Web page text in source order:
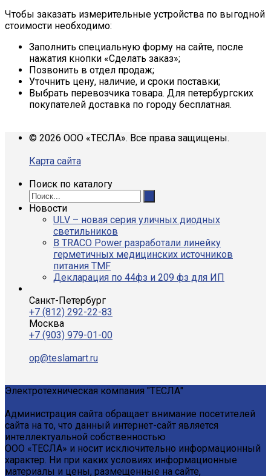
Чтобы заказать измерительные устройства по выгодной
стоимости необходимо:
Заполнить специальную форму на сайте, после
нажатия кнопки «Сделать заказ»;
Позвонить в отдел продаж;
Уточнить цену, наличие, и сроки поставки;
Выбрать перевозчика товара. Для петербургских
покупателей доставка по городу бесплатная.
© 2026 ООО «ТЕСЛА». Все права защищены.
Карта сайта
Поиск по каталогу
Новости
ULV – новая серия уличных диодных
светильников
В TRACO Power разработали линейку
герметичных медицинских источников
питания TMF
Декларация по 44фз и 209 фз для ИП
Санкт-Петербург
+7 (812) 292-22-83
Москва
+7 (903) 979-01-00
op@teslamart.ru
Электротехническая компания "ТЕСЛА"
Администрация сайта обращает внимание посетителей
сайта на то, что данный интернет-сайт является
интеллектуальной собственностью
ООО «ТЕСЛА» и носит исключительно информационный
характер. Ни при каких условиях информационные
материалы и цены, размещенные на сайте,